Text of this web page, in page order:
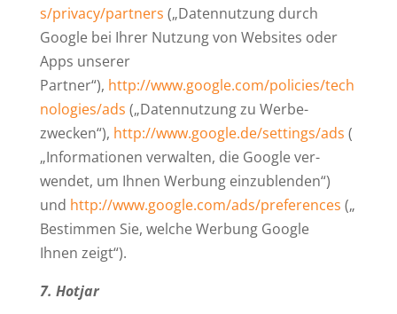
s/privacy/partners („Daten­nutzung durch
Google bei Ihrer Nutzung von Web­sites oder
Apps unserer
Partner“), http://www.google.com/policies/tech
nologies/ads („Daten­nutzung zu Wer­be­
zwecken“), http://www.google.de/settings/ads (
„Infor­ma­tionen ver­walten, die Google ver­
wendet, um Ihnen Werbung ein­zu­blenden“)
und http://www.google.com/ads/preferences („
Bestimmen Sie, welche Werbung Google
Ihnen zeigt“).
7. Hotjar